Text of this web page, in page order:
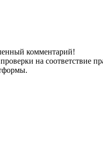
комментарий!
на соответствие